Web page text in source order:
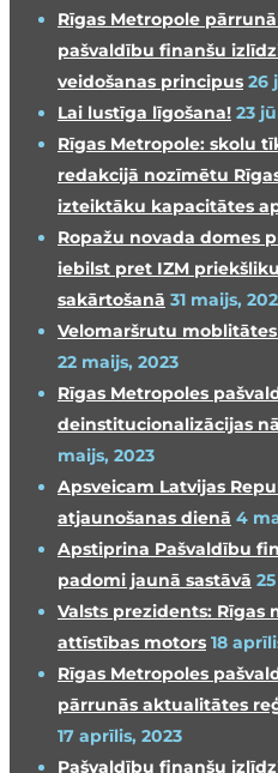
Rīgas Metropole
pašvaldību finanšu
veidošanas principus 26
Lai lustīga līgošana! 23
Rīgas Metropole: skolu
redakcijā nozīmētu
izteiktāku kapacitātes
Ropažu novada domes
iebilst pret IZM
sakārtošanā 31 maijs,
Velomaršrutu
22 maijs, 2023
Rīgas Metropoles
deinstitucionalizācijas
maijs, 2023
Apsveicam Latvijas
atjaunošanas dienā 4
Apstiprina Pašvaldību
padomi jaunā sastāvā
Valsts prezidents: Rīgas
attīstības motors 18
Rīgas Metropoles
pārrunās aktualitātes
17 aprīlis, 2023
Pašvaldību finanšu